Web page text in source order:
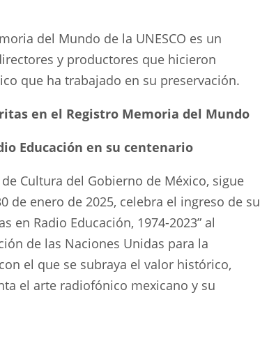
del Mundo de la UNESCO es un
y productores que hicieron
que ha trabajado en su preservación.
en el Registro Memoria del Mundo
Educación en su centenario
Cultura del Gobierno de México, sigue
de enero de 2025, celebra el ingreso de su
en Radio Educación, 1974-2023” al
de las Naciones Unidas para la
el que se subraya el valor histórico,
el arte radiofónico mexicano y su